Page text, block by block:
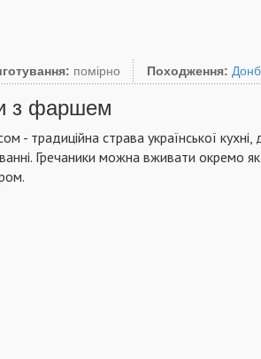
помірно Походження:
з фаршем
- традиційна страва української
Гречаники можна вживати окремо